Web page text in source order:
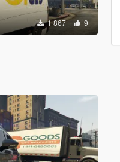
1 867 9